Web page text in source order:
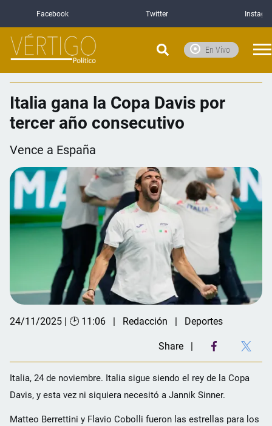
Facebook Twitter
En Vivo
Italia gana la Copa Davis por
tercer año consecutivo
Vence a España
24/11/2025 | 🕑 11:06 Redacción Deportes
Share
Italia, 24 de noviembre. Italia sigue siendo el rey de la Copa
Davis, y esta vez ni siquiera necesitó a Jannik Sinner.
Matteo Berrettini y Flavio Cobolli fueron las estrellas para los